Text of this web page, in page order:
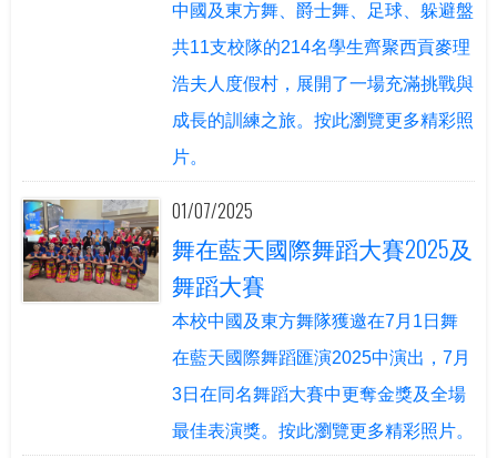
中國及東方舞、爵士舞、足球、躲避盤
共11支校隊的214名學生齊聚西貢麥理
浩夫人度假村，展開了一場充滿挑戰與
成長的訓練之旅。按此瀏覽更多精彩照
片。
01/07/2025
舞在藍天國際舞蹈大賽2025及
舞蹈大賽
本校中國及東方舞隊獲邀在7月1日舞
在藍天國際舞蹈匯演2025中演出，7月
3日在同名舞蹈大賽中更奪金獎及全場
最佳表演獎。按此瀏覽更多精彩照片。